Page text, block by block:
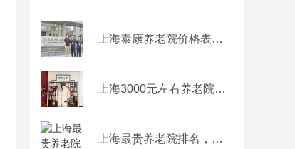
上海泰康养老院价格表，上海泰康高端养老社区价格
上海3000元左右养老院，上海平价养老院有哪些
上海最贵养老院排名，上海最贵养老院名单